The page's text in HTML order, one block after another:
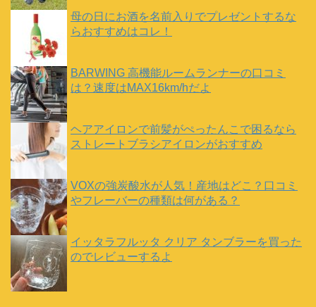
母の日にお酒を名前入りでプレゼントするな
らおすすめはコレ！
BARWING 高機能ルームランナーの口コミ
は？速度はMAX16km/hだよ
ヘアアイロンで前髪がぺったんこで困るなら
ストレートブラシアイロンがおすすめ
VOXの強炭酸水が人気！産地はどこ？口コミ
やフレーバーの種類は何がある？
イッタラフルッタ クリア タンブラーを買った
のでレビューするよ